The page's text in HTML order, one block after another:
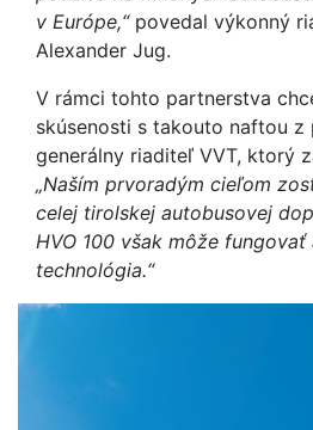
v Európe,“povedal výkonný
Alexander Jug.
V rámci tohto partnerstva
skúsenosti s takouto naftou z
generálny riaditeľ VVT, ktorý
„Naším prvoradým cieľom
celej tirolskej autobusovej
HVO 100 však môže
technológia.“